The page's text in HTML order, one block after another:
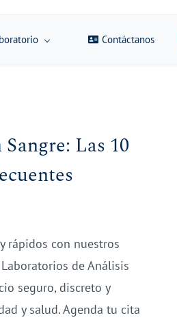
Contáctanos
Las 10
rápidos con nuestros
de Análisis
seguro, discreto y
y salud. Agenda tu cita